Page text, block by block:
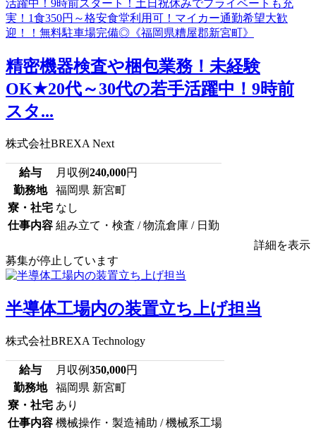
精密機器検査や梱包業務！未経験
OK★20代～30代の若手活躍中！9時前
スタ...
株式会社BREXA Next
給与 月収例240,000円
勤務地
福岡県 新宮町
寮・社宅 なし
仕事内容 組み立て・検査 / 物流倉庫 / 日勤
詳細を表示
募集が停止しています
半導体工場内の装置立ち上げ担当
株式会社BREXA Technology
給与 月収例350,000円
勤務地
福岡県 新宮町
寮・社宅 あり
仕事内容 機械操作・製造補助 / 機械系工場